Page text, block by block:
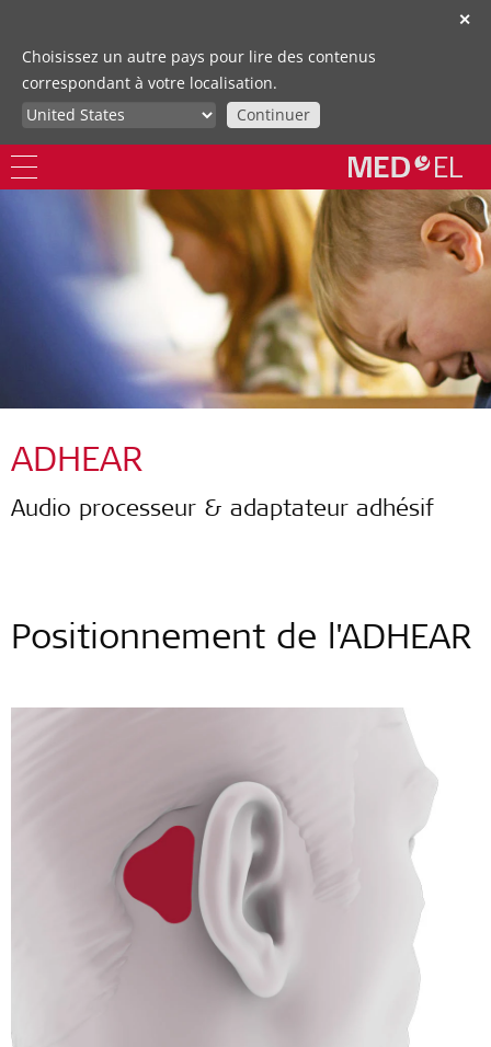
✕
Choisissez un autre pays pour lire des contenus
correspondant à votre localisation.
Continuer
ADHEAR
Audio processeur & adaptateur adhésif
Positionnement de l'ADHEAR